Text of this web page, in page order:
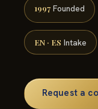
1997 Founded
EN · ES Intake
Request a